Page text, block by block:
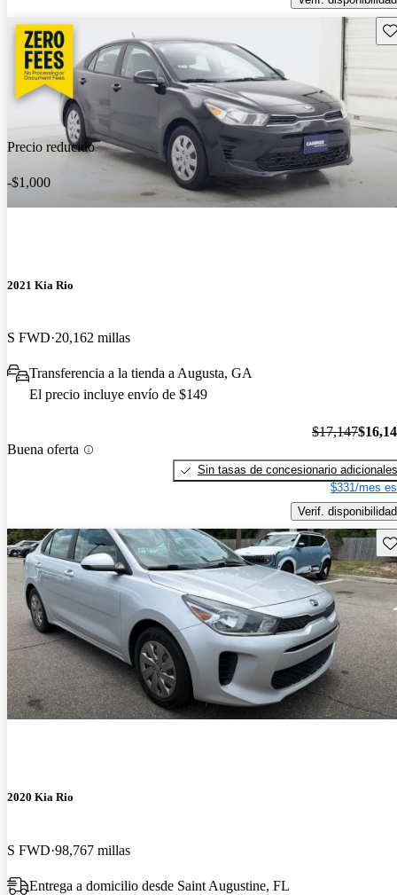
Precio reducido
-$1,000
2021 Kia Rio
S FWD 20,162 millas
Transferencia a la tienda a Augusta, GA
El precio incluye envío de $149
Buena oferta
$17,147
Sin tasas de concesionario adicionales
$331/mes
Verif. disponibilidad
2020 Kia Rio
S FWD 98,767 millas
Entrega a domicilio desde Saint Augustine, FL